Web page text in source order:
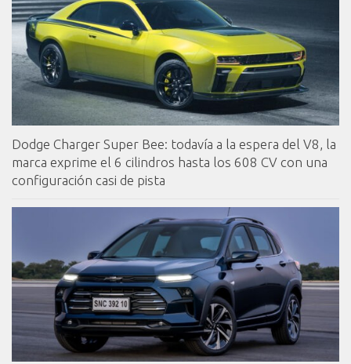
Dodge Charger Super Bee: todavía a la espera del V8, la
marca exprime el 6 cilindros hasta los 608 CV con una
configuración casi de pista